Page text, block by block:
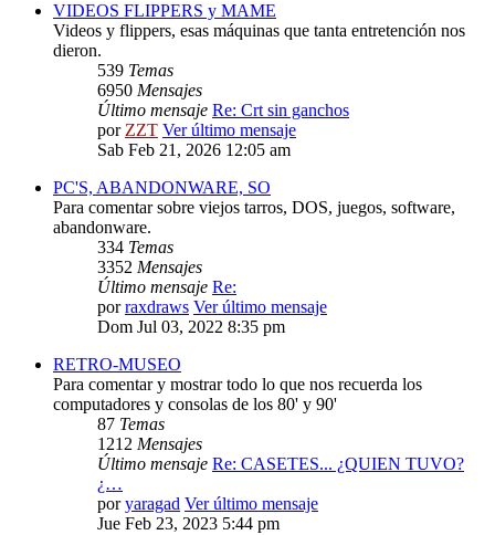
VIDEOS FLIPPERS y MAME
Videos y flippers, esas máquinas que tanta entretención nos
dieron.
539 Temas
6950 Mensajes
Último mensaje Re: Crt sin ganchos
porZZT Ver último mensaje
Sab Feb 21, 2026 12:05 am
PC'S, ABANDONWARE, SO
Para comentar sobre viejos tarros, DOS, juegos, software,
abandonware.
334 Temas
3352 Mensajes
Último mensaje Re:
porraxdraws Ver último mensaje
Dom Jul 03, 2022 8:35 pm
RETRO-MUSEO
Para comentar y mostrar todo lo que nos recuerda los
computadores y consolas de los 80' y 90'
87 Temas
1212 Mensajes
Último mensaje Re: CASETES... ¿QUIEN TUVO?
¿…
poryaragad Ver último mensaje
Jue Feb 23, 2023 5:44 pm